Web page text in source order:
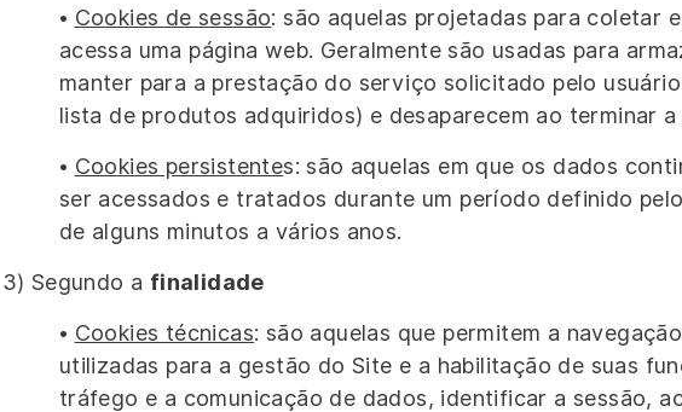
• Cookies de sessão: são aquelas projetadas para coletar
acessa uma página web. Geralmente são usadas para
manter para a prestação do serviço solicitado pelo
lista de produtos adquiridos) e desaparecem ao terminar a
• Cookies persistentes: são aquelas em que os dados
ser acessados e tratados durante um período definido
de alguns minutos a vários anos.
3) Segundo a finalidade
• Cookies técnicas: são aquelas que permitem a
utilizadas para a gestão do Site e a habilitação de suas
tráfego e a comunicação de dados, identificar a sessão,